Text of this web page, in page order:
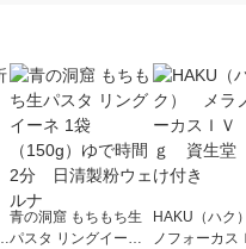
青の洞窟 もちもち生
パスタ リングイーネ
HAKU（ハ
ノフォーカ